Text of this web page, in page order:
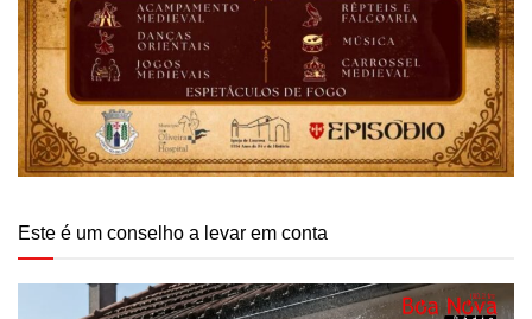
Este é um conselho a levar em conta